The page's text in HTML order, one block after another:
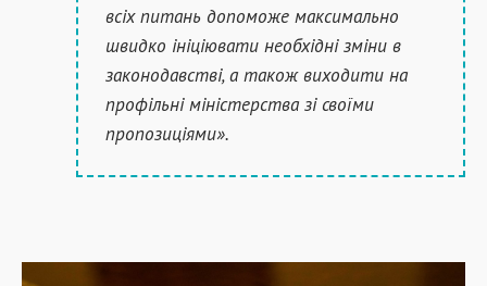
всіх питань допоможе максимально
швидко ініціювати необхідні зміни в
законодавстві, а також виходити на
профільні міністерства зі своїми
пропозиціями».